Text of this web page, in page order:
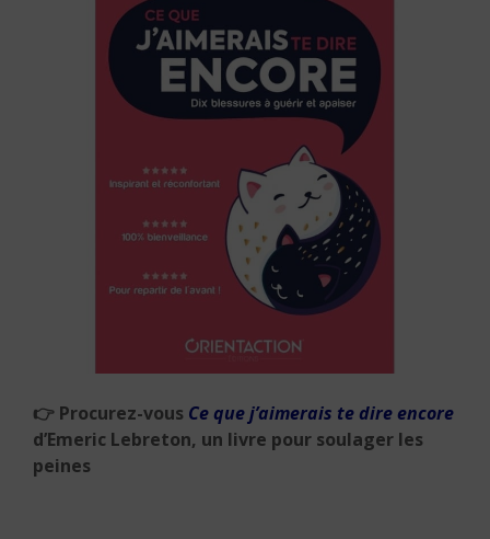
👉 Procurez-vous Ce que j’aimerais te dire encore
d’Emeric Lebreton, un livre pour soulager les
peines